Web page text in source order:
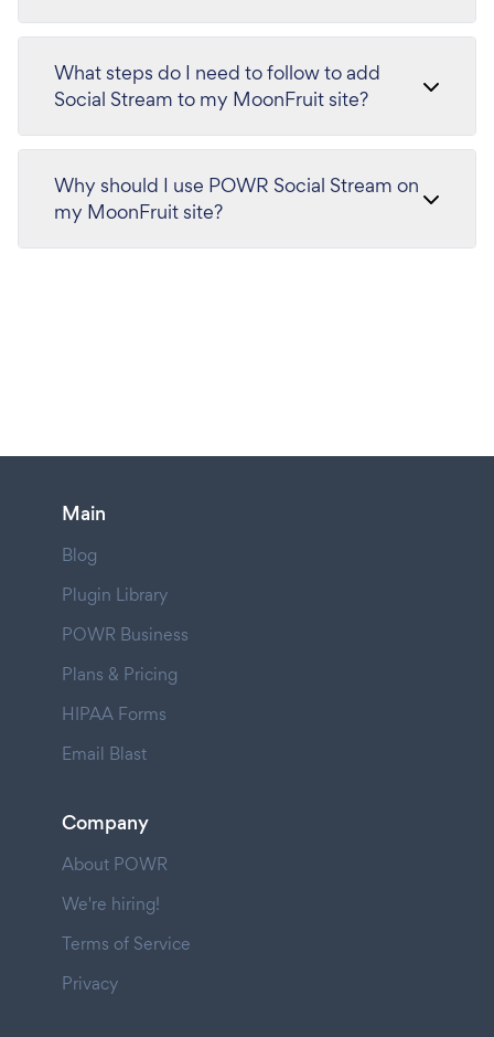
What steps do I need to follow to add
Social Stream to my MoonFruit site?
Why should I use POWR Social Stream on
my MoonFruit site?
Main
Blog
Plugin Library
POWR Business
Plans & Pricing
HIPAA Forms
Email Blast
Company
About POWR
We're hiring!
Terms of Service
Privacy